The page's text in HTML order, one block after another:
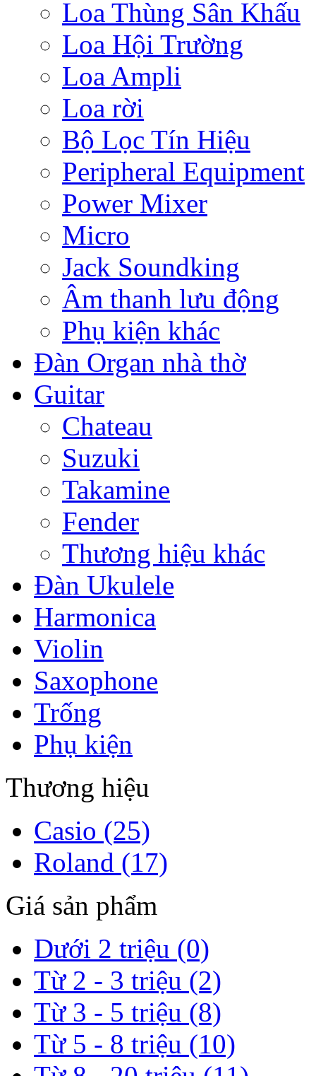
Loa Thùng Sân Khấu
Loa Hội Trường
Loa Ampli
Loa rời
Bộ Lọc Tín Hiệu
Peripheral Equipment
Power Mixer
Micro
Jack Soundking
Âm thanh lưu động
Phụ kiện khác
Đàn Organ nhà thờ
Guitar
Chateau
Suzuki
Takamine
Fender
Thương hiệu khác
Đàn Ukulele
Harmonica
Violin
Saxophone
Trống
Phụ kiện
Thương hiệu
Casio (25)
Roland (17)
Giá sản phẩm
Dưới 2 triệu (0)
Từ 2 - 3 triệu (2)
Từ 3 - 5 triệu (8)
Từ 5 - 8 triệu (10)